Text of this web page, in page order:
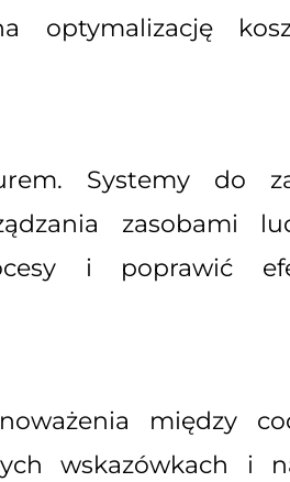
optymalizację
Systemy do
zasobami
i poprawić
między
wskazówkach i